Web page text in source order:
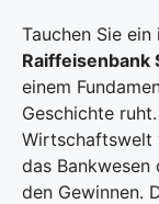
Tauchen Sie
Raiffeisenbank
einem
Geschichte
Wirtschaftswelt
das Bankwesen
den Gewinnen.